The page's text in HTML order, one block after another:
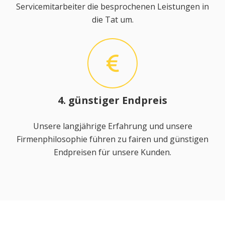
Servicemitarbeiter die besprochenen Leistungen in
die Tat um.
4. günstiger Endpreis
Unsere langjährige Erfahrung und unsere
Firmenphilosophie führen zu fairen und günstigen
Endpreisen für unsere Kunden.